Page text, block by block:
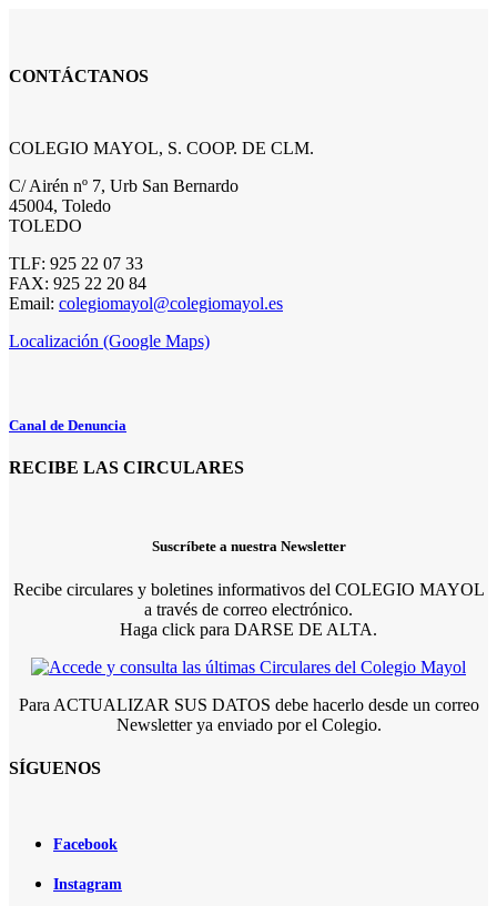
CONTÁCTANOS
COLEGIO MAYOL, S. COOP. DE CLM.
C/ Airén nº 7, Urb San Bernardo
45004, Toledo
TOLEDO
TLF: 925 22 07 33
FAX: 925 22 20 84
Email: colegiomayol@colegiomayol.es
Localización (Google Maps)
Canal de Denuncia
RECIBE LAS CIRCULARES
Suscríbete a nuestra Newsletter
Recibe circulares y boletines informativos del COLEGIO MAYOL
a través de correo electrónico.
Haga click para DARSE DE ALTA.
Para ACTUALIZAR SUS DATOS debe hacerlo desde un correo
Newsletter ya enviado por el Colegio.
SÍGUENOS
Facebook
Instagram